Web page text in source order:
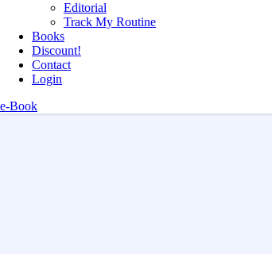
Editorial
Track My Routine
Books
Discount!
Contact
Login
e-Book